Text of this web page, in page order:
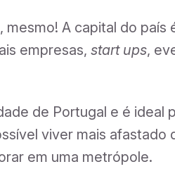
A capital do país
empresas, start ups,
de Portugal e é ideal
viver mais afastado
em uma metrópole.